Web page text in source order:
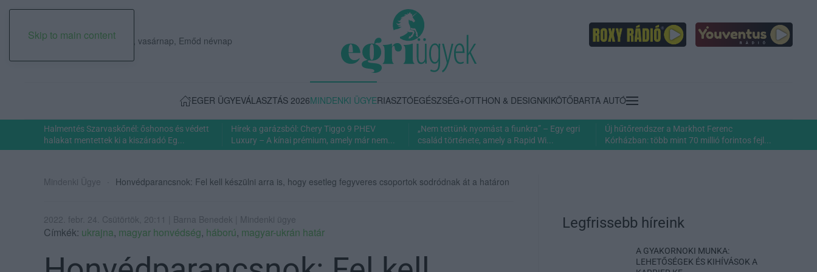
Skip to main content
2026. augusztus 09., vasárnap, Emőd névnap
EGER ÜGYEVÁLASZTÁS 2026MINDENKI ÜGYERIASZTÓEGÉSZSÉG+OTTHON & DESIGNKIKÖTŐBARTA AUTÓ
Halmentés Szarvaskőnél: őshonos és védett
halakat mentettek ki a kiszáradó Eg...
Hírek a garázsból: Chery Tiggo 9 PHEV
Luxury – A kínai prémium, amely már nem...
„Nem tettünk nyomást a fiunkra” – Egy egri
család története, amely a Rapid Wi...
Új hűtőrendszer a Markhot Ferenc
Kórházban: több mint 70 millió forintos fejl...
Mindenki Ügye Honvédparancsnok: Fel kell készülni arra is, hogy esetleg fegyveres csoportok sodródnak át a határon
2022. febr. 24. Csütörtök, 20:11 | Barna Benedek | Mindenki ügye
Címkék: ukrajna, magyar honvédség, háború, magyar-ukrán határ
Legfrissebb híreink
A GYAKORNOKI MUNKA:
LEHETŐSÉGEK ÉS KIHÍVÁSOK A